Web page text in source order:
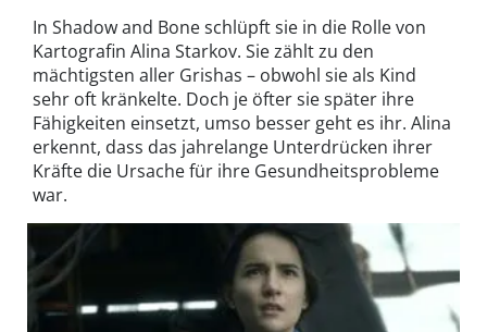
In Shadow and Bone schlüpft sie in die Rolle von
Kartografin Alina Starkov. Sie zählt zu den
mächtigsten aller Grishas – obwohl sie als Kind
sehr oft kränkelte. Doch je öfter sie später ihre
Fähigkeiten einsetzt, umso besser geht es ihr. Alina
erkennt, dass das jahrelange Unterdrücken ihrer
Kräfte die Ursache für ihre Gesundheitsprobleme
war.